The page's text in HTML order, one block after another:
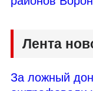
Лента
За ложный